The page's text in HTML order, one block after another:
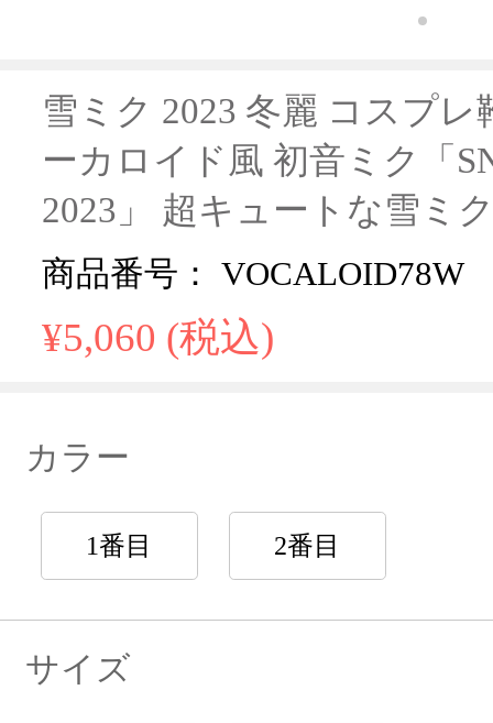
雪ミク 2023 冬麗 コスプ
ーカロイド風 初音ミク「
2023」 超キュートな雪ミ
商品番号： VOCALOID78W
¥5,060 (税込)
カラー
1番目 2番目
サイズ